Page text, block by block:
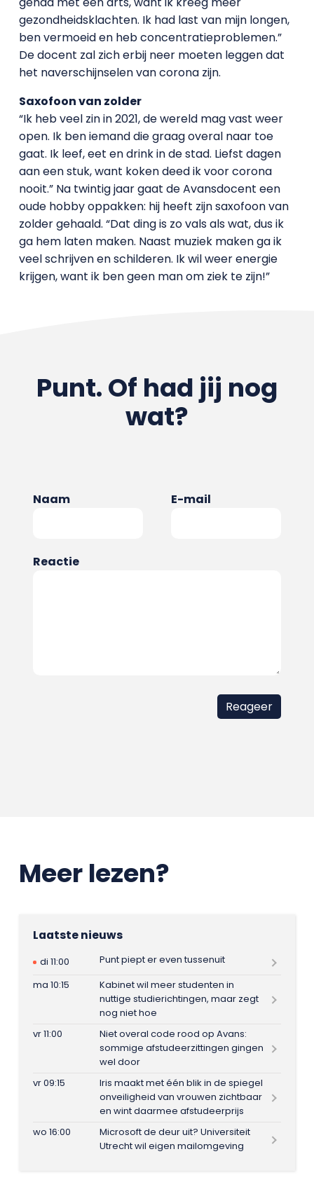
gezondheidsklachten. Ik had last van mijn longen,
ben vermoeid en heb concentratieproblemen.”
De docent zal zich erbij neer moeten leggen dat
het naverschijnselen van corona zijn.
Saxofoon van zolder
“Ik heb veel zin in 2021, de wereld mag vast weer
open. Ik ben iemand die graag overal naar toe
gaat. Ik leef, eet en drink in de stad. Liefst dagen
aan een stuk, want koken deed ik voor corona
nooit.” Na twintig jaar gaat de Avansdocent een
oude hobby oppakken: hij heeft zijn saxofoon van
zolder gehaald. “Dat ding is zo vals als wat, dus ik
ga hem laten maken. Naast muziek maken ga ik
veel schrijven en schilderen. Ik wil weer energie
krijgen, want ik ben geen man om ziek te zijn!”
Punt. Of had jij nog
wat?
Naam E-mail
Reactie
Meer lezen?
Laatste nieuws
di 11:00
Punt piept er even tussenuit
ma 10:15
Kabinet wil meer studenten in
nuttige studierichtingen, maar zegt
nog niet hoe
vr 11:00
Niet overal code rood op Avans:
sommige afstudeerzittingen gingen
wel door
vr 09:15
Iris maakt met één blik in de spiegel
onveiligheid van vrouwen zichtbaar
en wint daarmee afstudeerprijs
wo 16:00
Microsoft de deur uit? Universiteit
Utrecht wil eigen mailomgeving